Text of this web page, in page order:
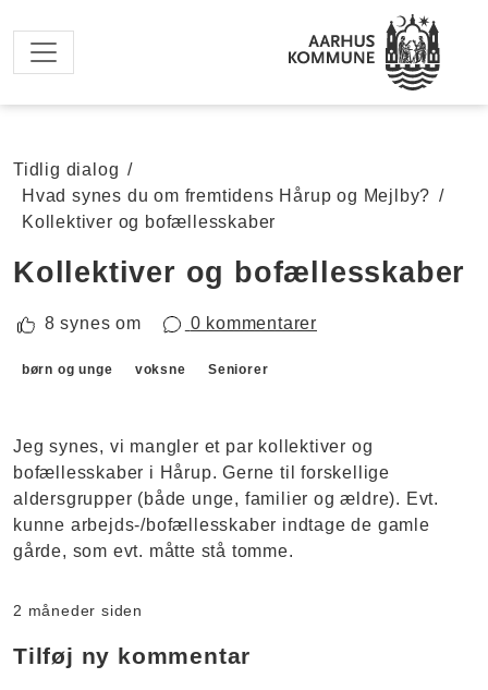
Tidlig dialog /
Hvad synes du om fremtidens Hårup og Mejlby? /
Kollektiver og bofællesskaber
Kollektiver og bofællesskaber
8 synes om 0 kommentarer
Forslagskategorier
børn og unge voksne Seniorer
Jeg synes, vi mangler et par kollektiver og
bofællesskaber i Hårup. Gerne til forskellige
aldersgrupper (både unge, familier og ældre). Evt.
kunne arbejds-/bofællesskaber indtage de gamle
gårde, som evt. måtte stå tomme.
2 måneder siden
Tilføj ny kommentar